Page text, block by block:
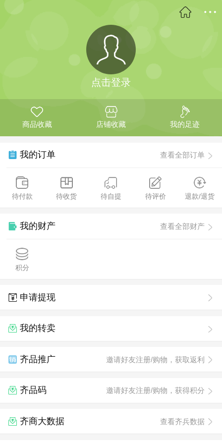
点击登录
商品收藏 店铺收藏 我的足迹
我的订单 查看全部订单
待付款 待收货 待自提 待评价 退款/退货
我的财产 查看全部财产
积分
申请提现
我的转卖
齐品推广 邀请好友注册/购物，获取返利
齐品码 邀请好友注册/购物，获得积分
齐商大数据 查看齐兵数据